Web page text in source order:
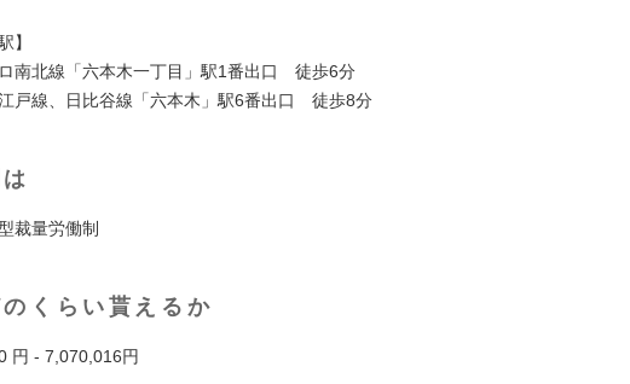
】
南北線「六本木一丁目」駅1番出口 徒歩6分
戸線、日比谷線「六本木」駅6番出口 徒歩8分
裁量労働制
くらい貰えるか
円 - 7,070,016円